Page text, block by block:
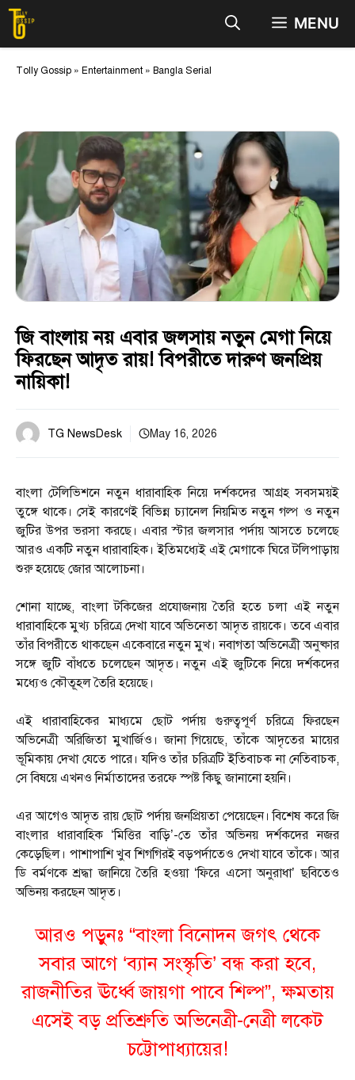
Skip
content
MENU
Tolly Gossip » Entertainment » Bangla Serial
জি বাংলায় নয় এবার জলসায় নতুন মেগা নিয়ে
ফিরছেন আদৃত রায়! বিপরীতে দারুণ জনপ্রিয়
নায়িকা!
TG NewsDesk May 16, 2026
বাংলা টেলিভিশনে নতুন ধারাবাহিক নিয়ে দর্শকদের আগ্রহ সবসময়ই
তুঙ্গে থাকে। সেই কারণেই বিভিন্ন চ্যানেল নিয়মিত নতুন গল্প ও নতুন
জুটির উপর ভরসা করছে। এবার স্টার জলসার পর্দায় আসতে চলেছে
আরও একটি নতুন ধারাবাহিক। ইতিমধ্যেই এই মেগাকে ঘিরে টলিপাড়ায়
শুরু হয়েছে জোর আলোচনা।
শোনা যাচ্ছে, বাংলা টকিজের প্রযোজনায় তৈরি হতে চলা এই নতুন
ধারাবাহিকে মুখ্য চরিত্রে দেখা যাবে অভিনেতা আদৃত রায়কে। তবে এবার
তাঁর বিপরীতে থাকছেন একেবারে নতুন মুখ। নবাগতা অভিনেত্রী অনুষ্কার
সঙ্গে জুটি বাঁধতে চলেছেন আদৃত। নতুন এই জুটিকে নিয়ে দর্শকদের
মধ্যেও কৌতূহল তৈরি হয়েছে।
এই ধারাবাহিকের মাধ্যমে ছোট পর্দায় গুরুত্বপূর্ণ চরিত্রে ফিরছেন
অভিনেত্রী অরিজিতা মুখার্জিও। জানা গিয়েছে, তাঁকে আদৃতের মায়ের
ভূমিকায় দেখা যেতে পারে। যদিও তাঁর চরিত্রটি ইতিবাচক না নেতিবাচক,
সে বিষয়ে এখনও নির্মাতাদের তরফে স্পষ্ট কিছু জানানো হয়নি।
এর আগেও আদৃত রায় ছোট পর্দায় জনপ্রিয়তা পেয়েছেন। বিশেষ করে জি
বাংলার ধারাবাহিক ‘মিত্তির বাড়ি’-তে তাঁর অভিনয় দর্শকদের নজর
কেড়েছিল। পাশাপাশি খুব শিগগিরই বড়পর্দাতেও দেখা যাবে তাঁকে। আর
ডি বর্মণকে শ্রদ্ধা জানিয়ে তৈরি হওয়া ‘ফিরে এসো অনুরাধা’ ছবিতেও
অভিনয় করছেন আদৃত।
আরও পড়ুনঃ “বাংলা বিনোদন জগৎ থেকে
সবার আগে ‘ব্যান সংস্কৃতি’ বন্ধ করা হবে,
রাজনীতির ঊর্ধ্বে জায়গা পাবে শিল্প”, ক্ষমতায়
এসেই বড় প্রতিশ্রুতি অভিনেত্রী-নেত্রী লকেট
চট্টোপাধ্যায়ের!